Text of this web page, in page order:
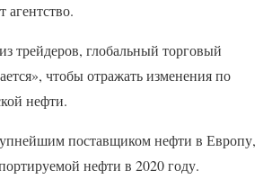
трейдеров, глобальный торговый
чтобы отражать изменения по
нефти.
поставщиком нефти в Европу,
нефти в 2020 году.